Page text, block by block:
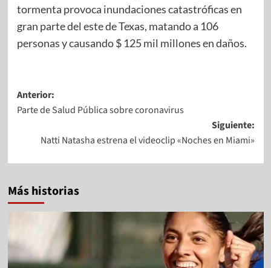
tormenta provoca inundaciones catastróficas en
gran parte del este de Texas, matando a 106
personas y causando $ 125 mil millones en daños.
Anterior:
Parte de Salud Pública sobre coronavirus
Siguiente:
Natti Natasha estrena el videoclip «Noches en Miami»
Más historias